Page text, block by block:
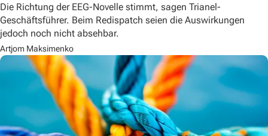
Die Richtung der EEG-Novelle stimmt, sagen Trianel-
Geschäftsführer. Beim Redispatch seien die Auswirkungen
jedoch noch nicht absehbar.
Artjom Maksimenko